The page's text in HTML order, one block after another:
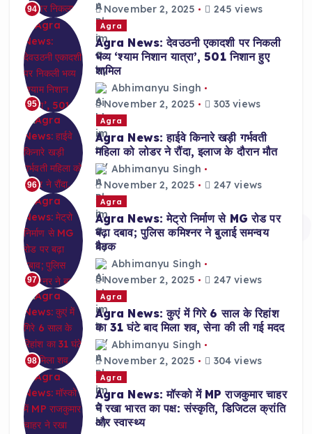
94
November 2, 2025
245 views
95
Agra
Agra News: देवउठनी एकादशी पर निकली
भव्य ‘श्याम निशान यात्रा’, 501 निशान हुए
शामिल
Abhimanyu Singh
November 2, 2025
303 views
96
Agra
Agra News: हाईवे किनारे खड़ी गर्भवती
महिला को लोडर ने रौंदा, इलाज के दौरान मौत
Abhimanyu Singh
November 2, 2025
247 views
97
Agra
Agra News: मेट्रो निर्माण से MG रोड पर
बढ़ा दबाव; पुलिस कमिश्नर ने बुलाई समन्वय
बैठक
Abhimanyu Singh
November 2, 2025
247 views
98
Agra
Agra News: कुएं में गिरे 6 साल के रिहांश
का 31 घंटे बाद मिला शव, सेना की ली गई मदद
Abhimanyu Singh
November 2, 2025
304 views
Agra
Agra News: मॉस्को में MP राजकुमार चाहर
ने रखा भारत का पक्ष: संस्कृति, डिजिटल क्रांति
और स्वास्थ्य